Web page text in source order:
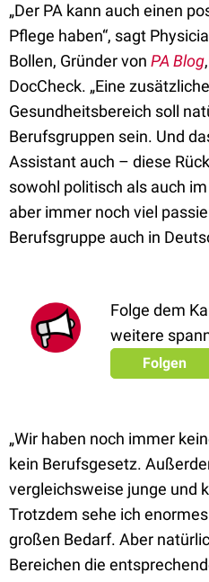
„Der PA kann auch einen
Pflege haben“, sagt
Bollen, Gründer von PA Blog
DocCheck. „Eine
Gesundheitsbereich soll
Berufsgruppen sein. Und
Assistant auch – diese
sowohl politisch als auch
aber immer noch viel
Berufsgruppe auch in
Folge dem
weitere
Folgen
„Wir haben noch immer
kein Berufsgesetz.
vergleichsweise junge und
Trotzdem sehe ich
großen Bedarf. Aber
Bereichen die